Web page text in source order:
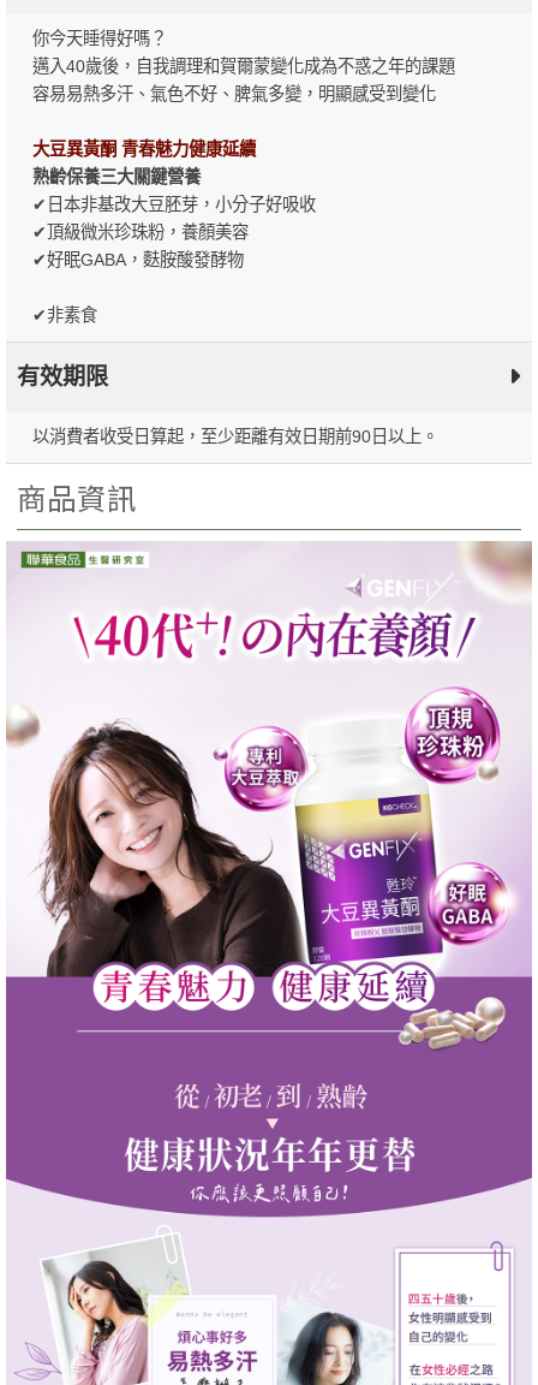
你今天睡得好嗎？
邁入40歲後，自我調理和賀爾蒙變化成為不惑之年的課題
容易易熱多汗、氣色不好、脾氣多變，明顯感受到變化
大豆異黃酮 青春魅力健康延續
熟齡保養三大關鍵營養
✔日本非基改大豆胚芽，小分子好吸收
✔頂級微米珍珠粉，養顏美容
✔好眠GABA，麩胺酸發酵物
✔非素食
有效期限
以消費者收受日算起，至少距離有效日期前90日以上。
商品資訊